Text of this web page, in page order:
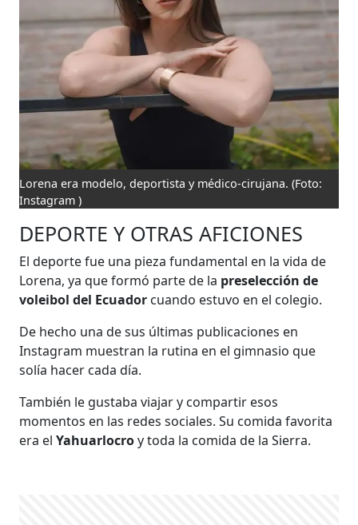
Lorena era modelo, deportista y médico-cirujana. (Foto:
Instagram )
DEPORTE Y OTRAS AFICIONES
El deporte fue una pieza fundamental en la vida de
Lorena, ya que formó parte de la preselección de
voleibol del Ecuador cuando estuvo en el colegio.
De hecho una de sus últimas publicaciones en
Instagram muestran la rutina en el gimnasio que
solía hacer cada día.
También le gustaba viajar y compartir esos
momentos en las redes sociales. Su comida favorita
era elYahuarlocroy toda la comida de la Sierra.